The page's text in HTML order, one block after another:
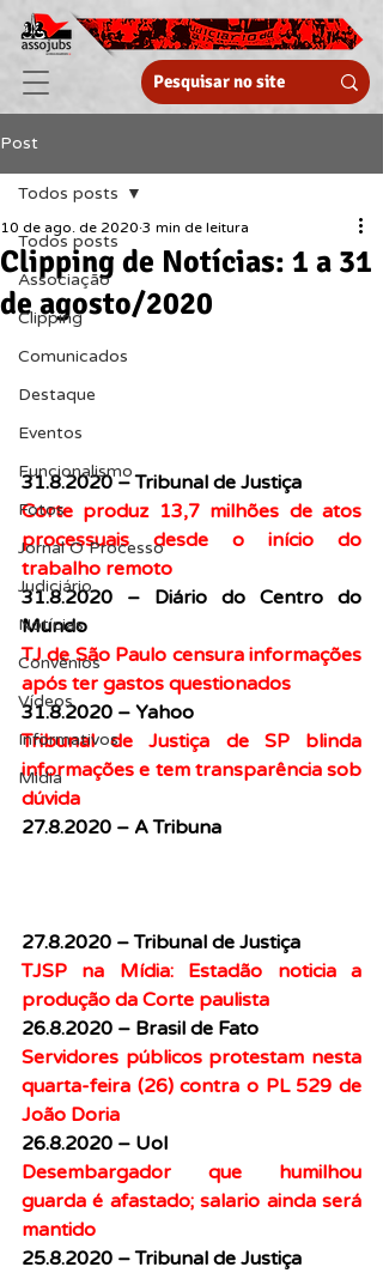
Post
Todos posts
Associação
Clipping
Comunicados
Destaque
Eventos
Funcionalismo
Fotos
Jornal O Processo
Judiciário
Notícias
Convênios
Vídeos
Informativos
Midia
Todos posts
Clipping de Notícias: 1 a 31
de agosto/2020
10 de ago. de 2020 3 min de leitura
31.8.2020 – Tribunal de Justiça
Corte produz 13,7 milhões de atos
processuais desde o início do
trabalho remoto
31.8.2020 – Diário do Centro do
Mundo
TJ de São Paulo censura informações
após ter gastos questionados
31.8.2020 – Yahoo
Tribunal de Justiça de SP blinda
informações e tem transparência sob
dúvida
27.8.2020 – A Tribuna
27.8.2020 – Tribunal de Justiça
TJSP na Mídia: Estadão noticia a
produção da Corte paulista
26.8.2020 – Brasil de Fato
Servidores públicos protestam nesta
quarta-feira (26) contra o PL 529 de
João Doria
26.8.2020 – Uol
Desembargador que humilhou
guarda é afastado; salario ainda será
mantido
25.8.2020 – Tribunal de Justiça